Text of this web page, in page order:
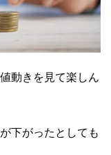
動きを見て楽しん
下がったとしても